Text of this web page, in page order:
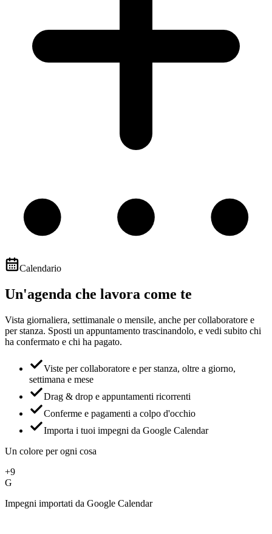
Avanti
Calendario
Un'agenda che lavora come te
Vista giornaliera, settimanale o mensile, anche per collaboratore e
per stanza. Sposti un appuntamento trascinandolo, e vedi subito chi
ha confermato e chi ha pagato.
Viste per collaboratore e per stanza, oltre a giorno,
settimana e mese
Drag & drop e appuntamenti ricorrenti
Conferme e pagamenti a colpo d'occhio
Importa i tuoi impegni da Google Calendar
Un colore per ogni cosa
+9
G
Impegni importati da Google Calendar